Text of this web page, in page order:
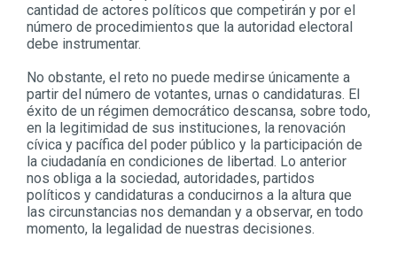
cantidad de actores políticos que competirán y por el
número de procedimientos que la autoridad electoral
debe instrumentar.
No obstante, el reto no puede medirse únicamente a
partir del número de votantes, urnas o candidaturas. El
éxito de un régimen democrático descansa, sobre todo,
en la legitimidad de sus instituciones, la renovación
cívica y pacífica del poder público y la participación de
la ciudadanía en condiciones de libertad. Lo anterior
nos obliga a la sociedad, autoridades, partidos
políticos y candidaturas a conducirnos a la altura que
las circunstancias nos demandan y a observar, en todo
momento, la legalidad de nuestras decisiones.